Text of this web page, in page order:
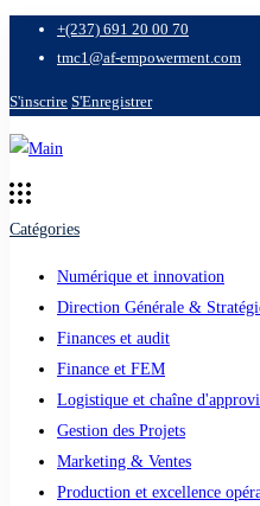
+(237) 691 20 00 70
tmc1@af-empowerment.com
S'inscrire S'Enregistrer
Catégories
Numérique et innovation
Direction Générale &
Finances et audit
Finance et FEM
Logistique et chaîne
Gestion des Projets
Marketing & Ventes
Production et excellence